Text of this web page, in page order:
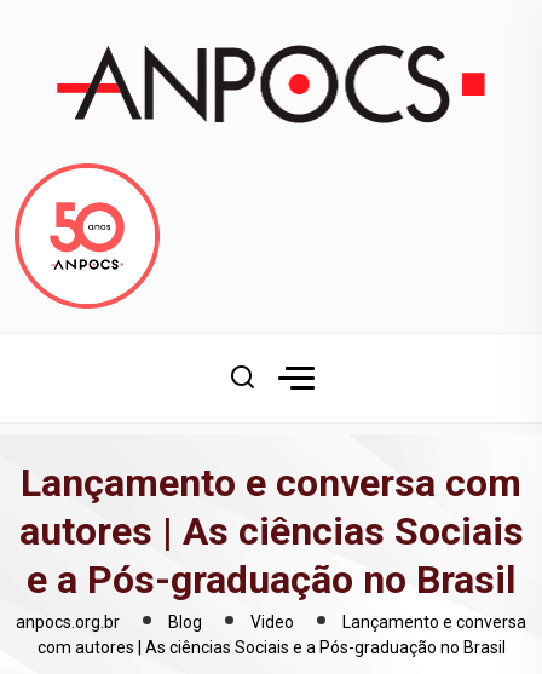
Lançamento e conversa com
autores | As ciências Sociais
e a Pós-graduação no Brasil
anpocs.org.br Blog Video
Lançamento e conversa
com autores | As ciências Sociais e a Pós-graduação no Brasil